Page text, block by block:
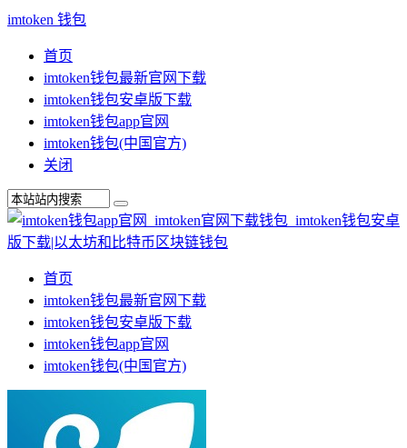
imtoken 钱包
首页
imtoken钱包最新官网下载
imtoken钱包安卓版下载
imtoken钱包app官网
imtoken钱包(中国官方)
关闭
首页
imtoken钱包最新官网下载
imtoken钱包安卓版下载
imtoken钱包app官网
imtoken钱包(中国官方)